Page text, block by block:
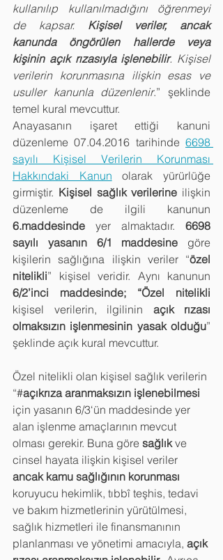
kullanılıp kullanılmadığını öğrenmeyi
de kapsar. Kişisel veriler, ancak
kanunda öngörülen hallerde veya
kişinin açık rızasıyla işlenebilir. Kişisel
verilerin korunmasına ilişkin esas ve
usuller kanunla düzenlenir.” şeklinde
temel kural mevcuttur.
Anayasanın işaret ettiği kanuni
düzenleme 07.04.2016 tarihinde 6698
sayılı Kişisel Verilerin Korunması
Hakkındaki Kanun olarak yürürlüğe
girmiştir. Kişisel sağlık verilerine ilişkin
düzenleme de ilgili kanunun
6.maddesinde yer almaktadır. 6698
sayılı yasanın 6/1 maddesine göre
kişilerin sağlığına ilişkin veriler “özel
nitelikli
6/2’inci maddesinde; “Özel nitelikli
kişisel verilerin, ilgilinin açık rızası
olmaksızın işlenmesinin yasak olduğu”
şeklinde açık kural mevcuttur.
Özel nitelikli olan kişisel sağlık verilerin
“#açıkrıza aranmaksızın işlenebilmesi
için yasanın 6/3‘ün maddesinde yer
alan işlenme amaçlarının mevcut
olması gerekir. Buna göre sağlık ve
cinsel hayata ilişkin kişisel veriler
ancak kamu sağlığının korunması
koruyucu hekimlik, tıbbî teşhis, tedavi
ve bakım hizmetlerinin yürütülmesi,
sağlık hizmetleri ile finansmanının
planlanması ve yönetimi amacıyla, açık